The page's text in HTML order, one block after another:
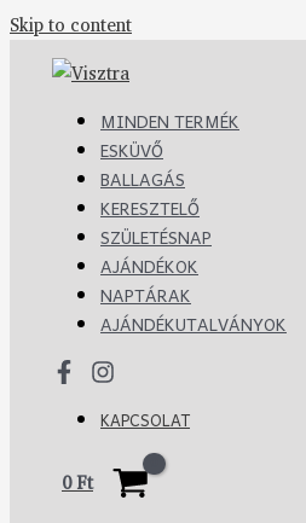
Skip to content
MINDEN TERMÉK
ESKÜVŐ
BALLAGÁS
KERESZTELŐ
SZÜLETÉSNAP
AJÁNDÉKOK
NAPTÁRAK
AJÁNDÉKUTALVÁNYOK
KAPCSOLAT
0Ft